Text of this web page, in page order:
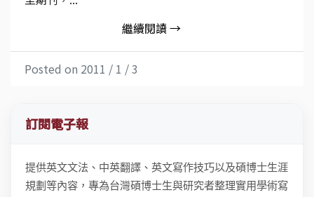
繼續閱讀 →
Posted on 2011 / 1 / 3
訂閱電子報
提供英文文法、中英翻譯、英文寫作技巧以及碩博士生涯
規劃等內容，專為台灣碩博士生與研究者整理實用學術寫